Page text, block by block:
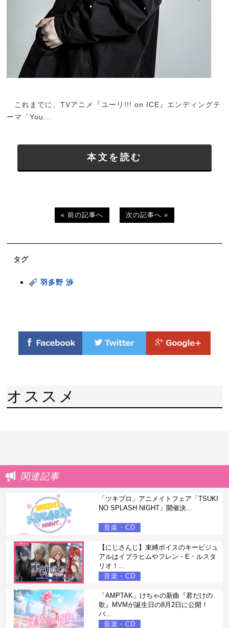
これまでに、TVアニメ『ユーリ!!! on ICE』エンディングテ
ーマ「You...
本文を読む
« 前の記事へ 次の記事へ »
タグ
羽多野 渉
オススメ
関連記事
「ツキプロ」アニメイトフェア「TSUKI
NO SPLASH NIGHT」開催決...
音楽・CD
【にじさんじ】束縛ボイスのキービジュ
アルはイブラヒムやフレン・E・ルスタ
リオ！...
音楽・CD
「AMPTAK」けちゃの新曲『君だけの
歌』MVMが誕生日の8月2日に公開！
バ...
音楽・CD